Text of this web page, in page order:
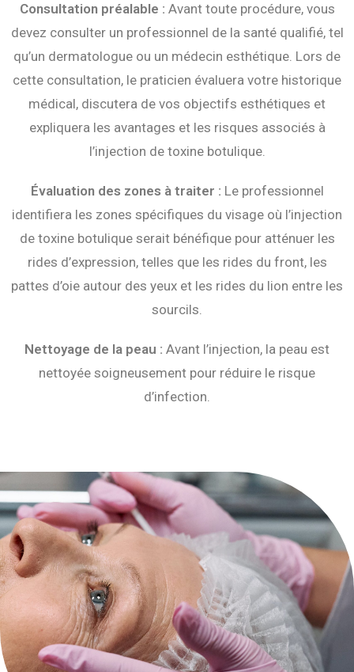
Consultation préalable : Avant toute procédure, vous
devez consulter un professionnel de la santé qualifié, tel
qu’un dermatologue ou un médecin esthétique. Lors de
cette consultation, le praticien évaluera votre historique
médical, discutera de vos objectifs esthétiques et
expliquera les avantages et les risques associés à
l’injection de toxine botulique.
Évaluation des zones à traiter : Le professionnel
identifiera les zones spécifiques du visage où l’injection
de toxine botulique serait bénéfique pour atténuer les
rides d’expression, telles que les rides du front, les
pattes d’oie autour des yeux et les rides du lion entre les
sourcils.
Nettoyage de la peau : Avant l’injection, la peau est
nettoyée soigneusement pour réduire le risque
d’infection.